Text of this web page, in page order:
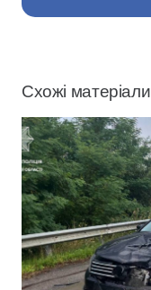
Схожі матеріали